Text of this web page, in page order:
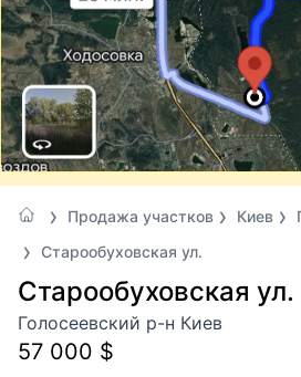
Продажа участков Киев
Старообуховская ул.
Старообуховская
Голосеевский р-н Киев
57 000 $